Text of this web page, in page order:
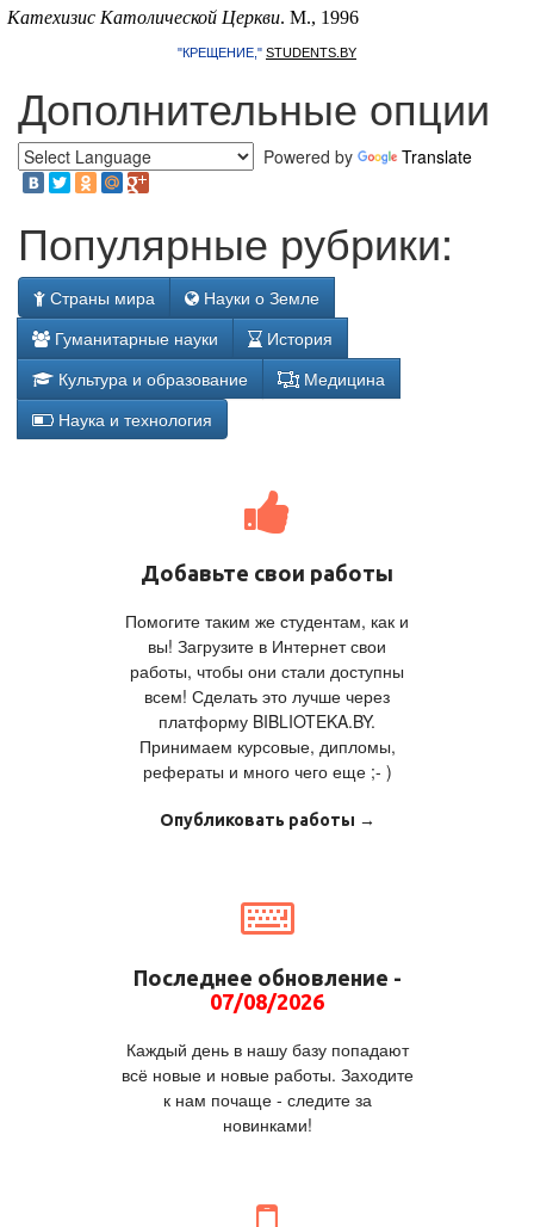
Катехизис Католической Церкви. М., 1996
"КРЕЩЕНИЕ," STUDENTS.BY
Дополнительные опции
Powered by Translate
Популярные рубрики:
Страны мира
Науки о Земле
Гуманитарные науки
История
Культура и образование
Медицина
Наука и технология
Добавьте свои работы
Помогите таким же студентам, как и
вы! Загрузите в Интернет свои
работы, чтобы они стали доступны
всем! Сделать это лучше через
платформу BIBLIOTEKA.BY.
Принимаем курсовые, дипломы,
рефераты и много чего еще ;- )
Опубликовать работы →
Последнее обновление -
07/08/2026
Каждый день в нашу базу попадают
всё новые и новые работы. Заходите
к нам почаще - следите за
новинками!